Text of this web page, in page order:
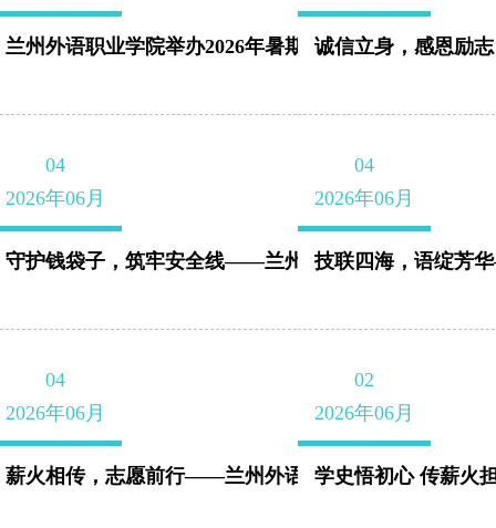
护青年合法权
桥梁纽带。 团
委围绕学校党
政中心工作，
化、科创、社
兰州外语职业学院举办2026年暑期“三下乡”暨“...
诚信立身，感恩励
04
2026年06月
守护钱袋子，筑牢安全线——兰州外语职业学院教...
04
2026年06月
技联四海，语绽芳
04
2026年06月
薪火相传，志愿前行——兰州外语职业学院25届青...
02
2026年06月
学史悟初心 传薪火